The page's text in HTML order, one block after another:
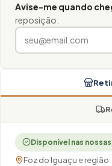
Avise-me quando
reposição.
Disponível nas
Foz do Iguaçu e região